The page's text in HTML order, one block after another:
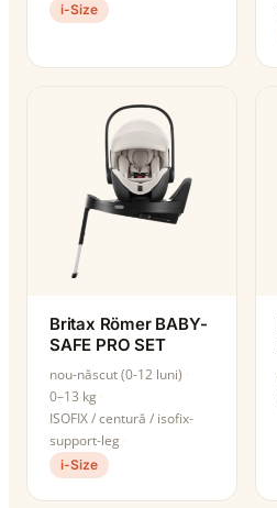
i-Size
Britax Römer BABY-
SAFE PRO SET
nou-născut (0-12 luni)
0–13 kg
ISOFIX / centură / isofix-
support-leg
i-Size